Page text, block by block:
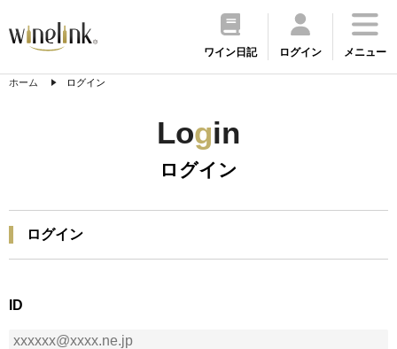
ワイン日記 ログイン メニュー
ホーム ログイン
Login
ログイン
ログイン
ID